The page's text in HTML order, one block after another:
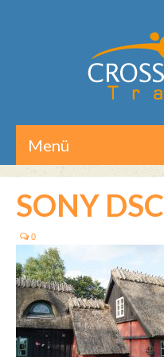
Menü
Reisen/Touren
Aktuelles
Über CB-Travels
Kontakt
SONY DSC
0